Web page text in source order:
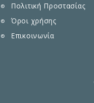
Πολιτική Προστασίας
Όροι χρήσης
Επικοινωνία